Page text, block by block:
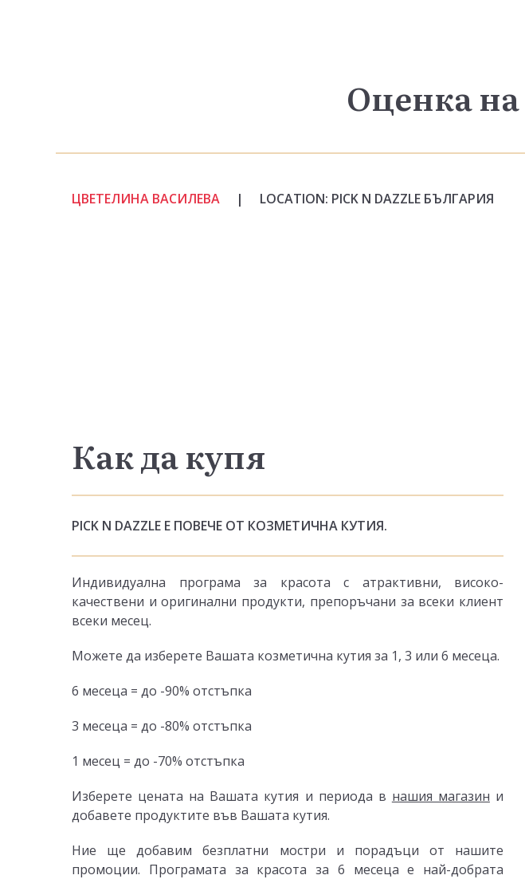
Оценка
ЦВЕТЕЛИНА ВАСИЛЕВА | LOCATION: PICK N DAZZLE БЪЛГАРИЯ
Как да купя
PICK N DAZZLE Е ПОВЕЧЕ ОТ КОЗМЕТИЧНА КУТИЯ.
Индивидуална програма за красота с атрактивни, високо-
качествени и оригинални продукти, препоръчани за всеки клиент
всеки месец.
Можете да изберете Вашата козметична кутия за 1, 3 или 6 месеца.
6 месеца = до -90% отстъпка
3 месеца = до -80% отстъпка
1 месец = до -70% отстъпка
Изберете цената на Вашата кутия и периода в нашия магазин и
добавете продуктите във Вашата кутия.
Ние ще добавим безплатни мостри и порадъци от нашите
промоции. Програмата за красота за 6 месеца е най-добрата